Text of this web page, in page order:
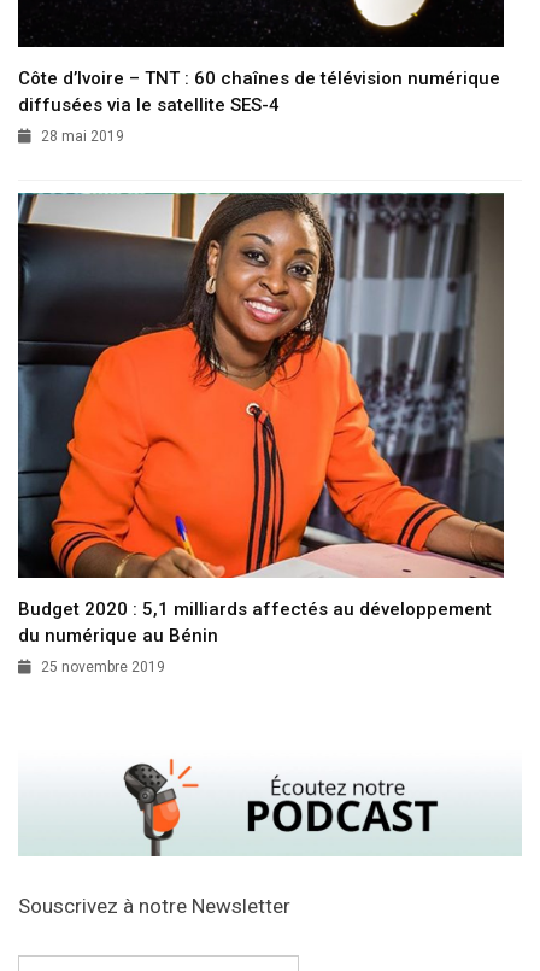
Côte d’Ivoire – TNT : 60 chaînes de télévision numérique
diffusées via le satellite SES-4
28 mai 2019
Budget 2020 : 5,1 milliards affectés au développement
du numérique au Bénin
25 novembre 2019
Souscrivez à notre Newsletter